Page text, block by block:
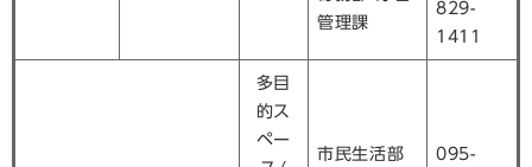
管理課
829-
1411
多目
的ス
ペー
市民生活部 095-